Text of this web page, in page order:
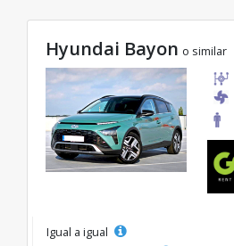
Hyundai Bayon o similar
Igual a igual